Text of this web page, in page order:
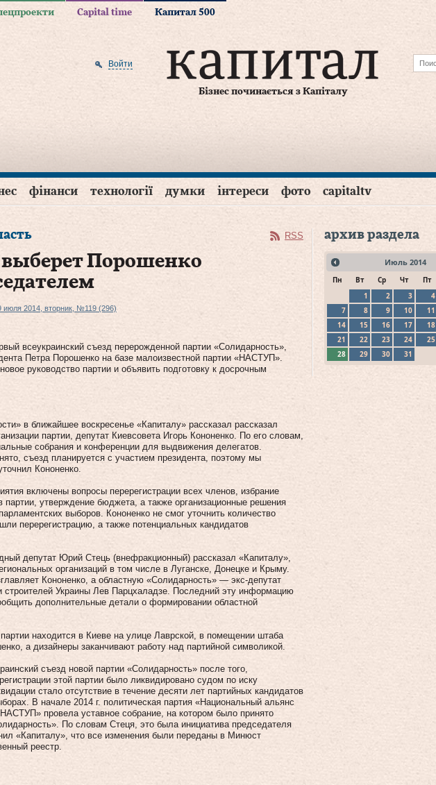
Capital time Капитал 500
Бізнес починається з Капіталу
Войти
фінанси технології думки інтереси фото capitaltv
RSS
выберет Порошенко
июля 2014, вторник, №119 (296)
всеукраинский съезд перерожденной партии «Солидарность»,
Петра Порошенко на базе малоизвестной партии «НАСТУП».
руководство партии и объявить подготовку к досрочным
в ближайшее воскресенье «Капиталу» рассказал рассказал
партии, депу­тат Киевсовета Игорь Кононенко. По его словам,
собрания и конференции для выдвижения делегатов.
съезд планируется с участием президента, поэтому мы
Кононенко.
включены вопросы перерегистрации всех членов, избрание
партии, утверждение бюджета, а также организационные решения
выборов. Кононенко не смог уточнить количество
перерегистрацию, а также потенциальных кандидатов
депутат Юрий Стець (внефракционный) рассказал «Капи­талу»,
организаций в том числе в Луганске, Донецке и Крыму.
Кононенко, а областную «Солидарность» — экс-депутат
строителей Украины Лев Парцхаладзе. Последний эту информацию
дополнительные детали о формировании областной
находится в Киеве на улице Лаврской, в помещении штаба
а дизайнеры заканчивают работу над партийной символикой.
съезд новой партии «Солидарность» после того,
этой партии было ликвидировано судом по иску
стало отсутствие в течение десяти лет партийных кандидатов
В начале 2014 г. политическая партия «Национальный альянс
провела уставное собрание, на котором было принято
По словам Стеця, это была инициатива председателя
«Капиталу», что все изменения были переданы в Минюст
реестр.
архив раздела
Июль 2014
Пн Вт Ср Чт Пт
1
2 3 4
7
8 9 10 11
14
15 16 17 18
21
22 23 24 25
28
29 30 31